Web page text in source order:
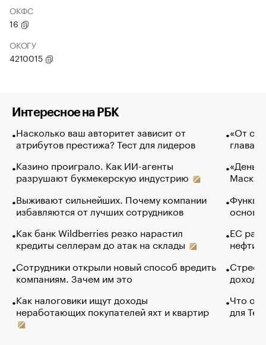
ОКФС
16
ОКОГУ
4210015
Интересное на РБК
Насколько ваш авторитет зависит от
атрибутов престижа? Тест для лидеров
Казино проиграло. Как ИИ-агенты
разрушают букмекерскую индустрию
Выживают сильнейших. Почему компании
избавляются от лучших сотрудников
Как банк Wildberries резко нарастил
кредиты селлерам до атак на склады
Сотрудники открыли новый способ вредить
компаниям. Зачем им это
Как налоговики ищут доходы
неработающих покупателей яхт и квартир
«От
глава
Маск в
основ
ЕС
нефти
Что
для